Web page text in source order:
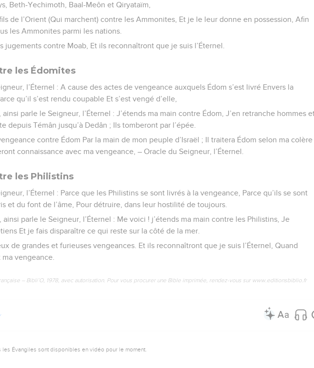
Beth-Yechimoth, Baal-Meôn et Qiryataïm,
de l’Orient (Qui marchent) contre les Ammonites, Et je le leur donne en possession, Afin
les Ammonites parmi les nations.
jugements contre Moab, Et ils reconnaîtront que je suis l’Éternel.
les Édomites
l’Éternel : A cause des actes de vengeance auxquels Édom s’est livré Envers la
qu’il s’est rendu coupable Et s’est vengé d’elle,
parle le Seigneur, l’Éternel : J’étends ma main contre Édom, J’en retranche hommes
depuis Témân jusqu’à Dedân ; Ils tomberont par l’épée.
contre Édom Par la main de mon peuple d’Israël ; Il traitera Édom selon ma colère
connaissance avec ma vengeance, – Oracle du Seigneur, l’Éternel.
les Philistins
l’Éternel : Parce que les Philistins se sont livrés à la vengeance, Parce qu’ils se sont
et du font de l’âme, Pour détruire, dans leur hostilité de toujours.
ainsi parle le Seigneur, l’Éternel : Me voici ! j’étends ma main contre les Philistins, Je
Et je fais disparaître ce qui reste sur la côté de la mer.
de grandes et furieuses vengeances. Et ils reconnaîtront que je suis l’Éternel, Quand
ma vengeance.
– Bibli’O, 1978, avec autorisation. Pour vous procurer une Bible imprimée, rendez-vous sur www.editionsbiblio.fr
les Évangiles sont disponibles en vidéo pour le moment.